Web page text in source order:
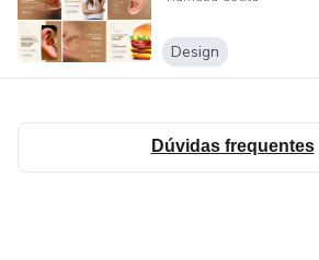
Design
Dúvidas frequentes